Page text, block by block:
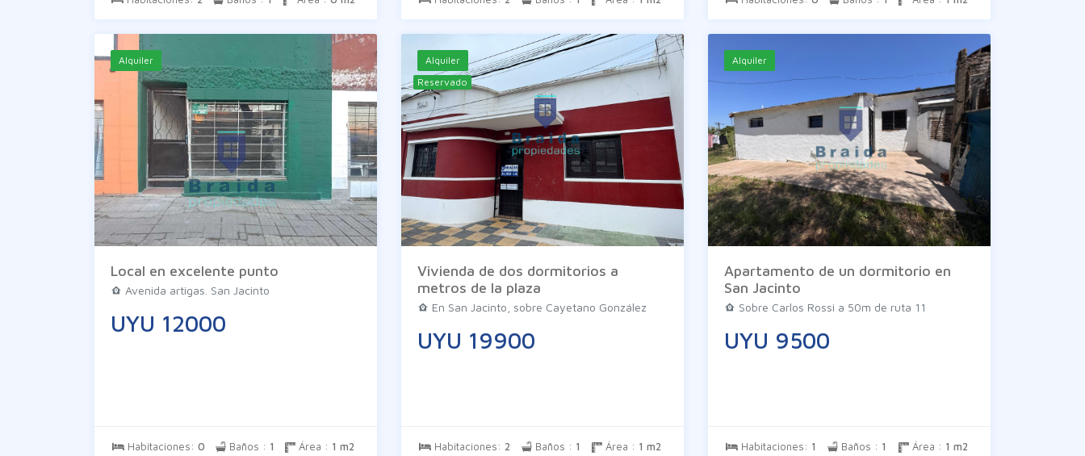
Alquiler
Local en excelente punto
Avenida artigas. San Jacinto
UYU 12000
Habitaciones: 0 Baños : 1 Área : 1 m2
Reservado
Alquiler
Vivienda de dos dormitorios a
metros de la plaza
En San Jacinto, sobre Cayetano González
UYU 19900
Habitaciones: 2 Baños : 1 Área : 1 m2
Alquiler
Apartamento de un dormitorio en
San Jacinto
Sobre Carlos Rossi a 50m de ruta 11
UYU 9500
Habitaciones: 1 Baños : 1 Área : 1 m2